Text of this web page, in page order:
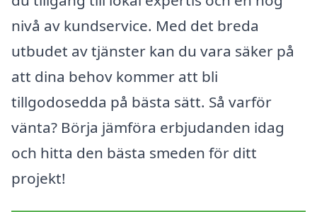
nivå av kundservice. Med det breda
utbudet av tjänster kan du vara säker på
att dina behov kommer att bli
tillgodosedda på bästa sätt. Så varför
vänta? Börja jämföra erbjudanden idag
och hitta den bästa smeden för ditt
projekt!